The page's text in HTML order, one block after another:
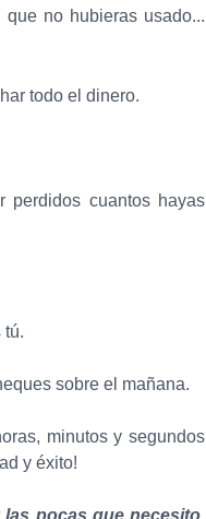
no hubieras usado...
todo el dinero.
perdidos cuantos hayas
tú.
sobre el mañana.
minutos y segundos
y éxito!